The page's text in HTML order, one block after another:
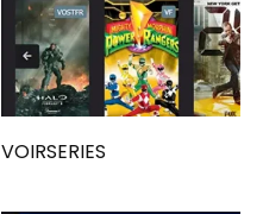
VOIRSERIES